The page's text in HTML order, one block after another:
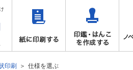
印刷 仕様を選ぶ